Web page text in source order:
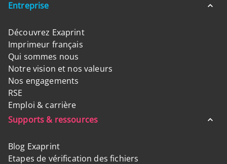
Entreprise
Découvrez Exaprint
Imprimeur français
Qui sommes nous
Notre vision et nos valeurs
Nos engagements
RSE
Emploi & carrière
Supports & ressources
Blog Exaprint
Etapes de vérification des fichiers